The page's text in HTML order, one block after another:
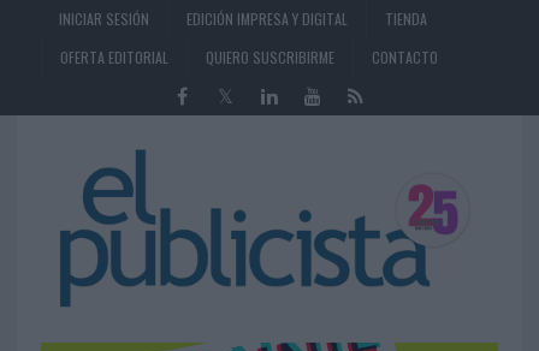
INICIAR SESIÓN EDICIÓN IMPRESA Y DIGITAL
TIENDA
OFERTA EDITORIAL
QUIERO SUSCRIBIRME CONTACTO